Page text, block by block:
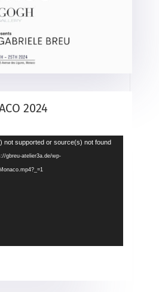
2024
not supported or source(s) not found
gbreu-atelier3a.de/wp-